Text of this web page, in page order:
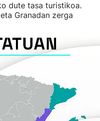
dute tasa turistikoa.
Granadan zerga